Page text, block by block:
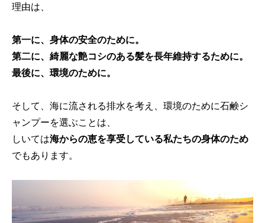
理由は、
第一に、身体の安全のために。
第二に、綺麗な艶コシのある髪を長年維持するために。
最後に、環境のために。
そして、海に流される排水を考え、環境のために石鹸シ
ャンプーを選ぶことは、
しいては海からの恵を享受している私たちの身体のため
でもあります。